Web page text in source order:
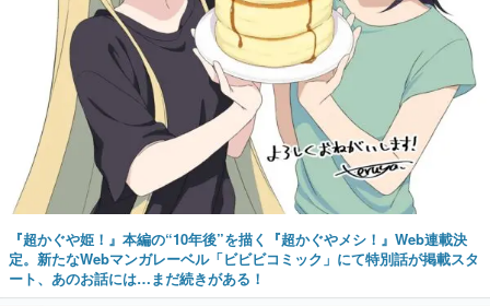
『超かぐや姫！』本編の“10年後”を描く『超かぐやメシ！』Web連載決
定。新たなWebマンガレーベル「ビビビコミック」にて特別話が掲載スタ
ート、あのお話には…まだ続きがある！